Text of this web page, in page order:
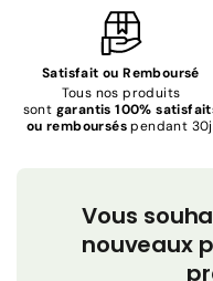
Satisfait ou Remboursé
Tous nos produits
sont garantis 100%
ou rembourséspendant
Vous
nouveaux